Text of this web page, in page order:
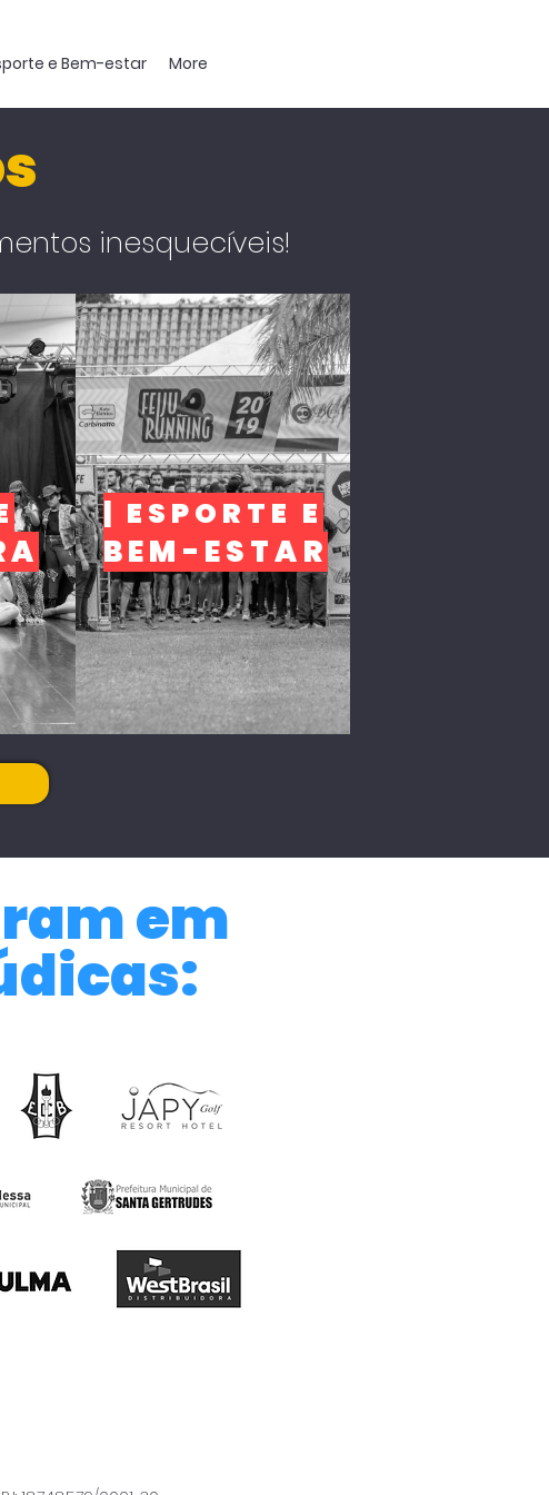
e Bem-estar More
inesquecíveis!
| ESPORTE E
BEM-ESTAR
em